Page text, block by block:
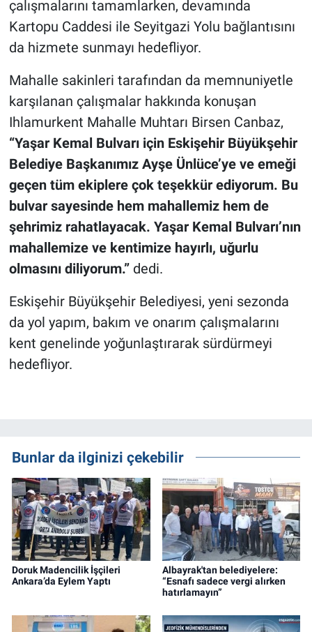
çalışmalarını tamamlarken, devamında
Kartopu Caddesi ile Seyitgazi Yolu bağlantısını
da hizmete sunmayı hedefliyor.
Mahalle sakinleri tarafından da memnuniyetle
karşılanan çalışmalar hakkında konuşan
Ihlamurkent Mahalle Muhtarı Birsen Canbaz,
“Yaşar Kemal Bulvarı için Eskişehir Büyükşehir
Belediye Başkanımız Ayşe Ünlüce’ye ve emeği
geçen tüm ekiplere çok teşekkür ediyorum. Bu
bulvar sayesinde hem mahallemiz hem de
şehrimiz rahatlayacak. Yaşar Kemal Bulvarı’nın
mahallemize ve kentimize hayırlı, uğurlu
olmasını diliyorum.” dedi.
Eskişehir Büyükşehir Belediyesi, yeni sezonda
da yol yapım, bakım ve onarım çalışmalarını
kent genelinde yoğunlaştırarak sürdürmeyi
hedefliyor.
Bunlar da ilginizi çekebilir
Doruk Madencilik İşçileri
Ankara’da Eylem Yaptı
Albayrak'tan belediyelere:
“Esnafı sadece vergi alırken
hatırlamayın”